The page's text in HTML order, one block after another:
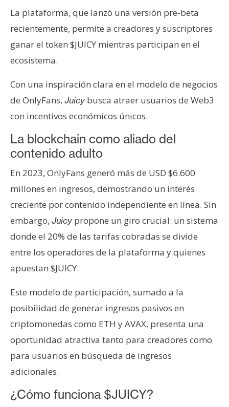
A
n
á
l
i
i
s
o
t
a
d
e
P
r
e
s
T
m
a
s
La plataforma, que lanzó una versión pre-beta
recientemente, permite a creadores y suscriptores
ganar el token $JUICY mientras participan en el
ecosistema.
Con una inspiración clara en el modelo de negocios
de OnlyFans, Juicybusca atraer usuarios de Web3
con incentivos económicos únicos.
La blockchain como aliado del
contenido adulto
En 2023, OnlyFans generó más de USD $6.600
millones en ingresos, demostrando un interés
creciente por contenido independiente en línea. Sin
embargo, Juicypropone un giro crucial: un sistema
donde el 20% de las tarifas cobradas se divide
entre los operadores de la plataforma y quienes
apuestan $JUICY.
Este modelo de participación, sumado a la
posibilidad de generar ingresos pasivos en
criptomonedas como ETH y AVAX, presenta una
oportunidad atractiva tanto para creadores como
para usuarios en búsqueda de ingresos
adicionales.
¿Cómo funciona $JUICY?